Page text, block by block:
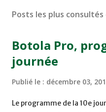
Posts les plus consultés
Botola Pro,
journée
Publié le : décembre 03,
Le programme de la 10e